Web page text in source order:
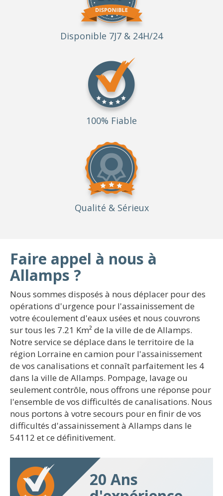
Disponible 7J7 & 24H/24
100% Fiable
Qualité & Sérieux
Faire appel à nous à
Allamps ?
Nous sommes disposés à nous déplacer pour des
opérations d'urgence pour l'assainissement de
votre écoulement d'eaux usées et nous couvrons
sur tous les 7.21 Km² de la ville de de Allamps.
Notre service se déplace dans le territoire de la
région Lorraine en camion pour l'assainissement
de vos canalisations et connaît parfaitement les 4
dans la ville de Allamps. Pompage, lavage ou
seulement contrôle, nous offrons une réponse pour
l'ensemble de vos difficultés de canalisations. Nous
nous portons à votre secours pour en finir de vos
difficultés d'assainissement à Allamps dans le
54112 et ce définitivement.
20 Ans